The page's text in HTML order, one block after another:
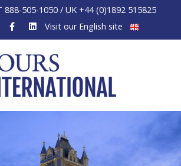
888-505-1050 / UK +44 (0)1892 515825
Visit our English site